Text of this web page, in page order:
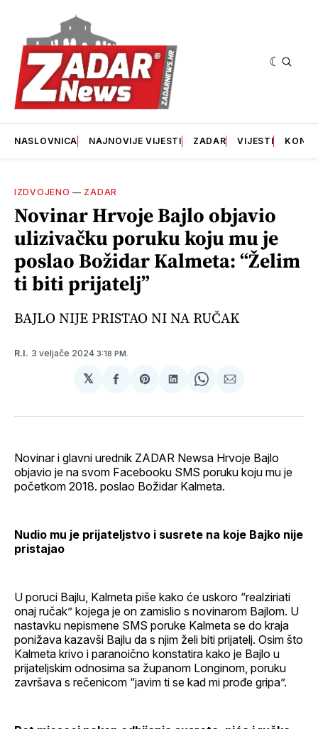
NASLOVNICA NAJNOVIJE VIJESTI ZADAR VIJESTI
IZDVOJENO — ZADAR
Novinar Hrvoje Bajlo objavio
ulizivačku poruku koju mu je
poslao Božidar Kalmeta: “Želim
ti biti prijatelj”
BAJLO NIJE PRISTAO NI NA RUČAK
R.I. 3 veljače 2024 3:18 PM.
𝕏
podijeliSharepodijeliSharepodijeli
Novinar i glavni urednik ZADAR Newsa Hrvoje Bajlo
objavio je na svom Facebooku SMS poruku koju mu je
početkom 2018. poslao Božidar Kalmeta.
Nudio mu je prijateljstvo i susrete na koje Bajko nije
pristajao
U poruci Bajlu, Kalmeta piše kako će uskoro “realziriati
onaj ručak” kojega je on zamislio s novinarom Bajlom. U
nastavku nepismene SMS poruke Kalmeta se do kraja
ponižava kazavši Bajlu da s njim želi biti prijatelj. Osim što
Kalmeta krivo i paranoično konstatira kako je Bajlo u
prijateljskim odnosima sa županom Longinom, poruku
završava s rečenicom “javim ti se kad mi prođe gripa”.